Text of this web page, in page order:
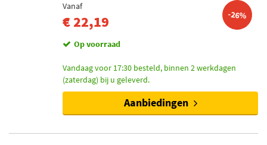
Vanaf
€ 22,19 -26%
Op voorraad
Vandaag voor 17:30 besteld, binnen 2 werkdagen
(zaterdag) bij u geleverd.
Aanbiedingen